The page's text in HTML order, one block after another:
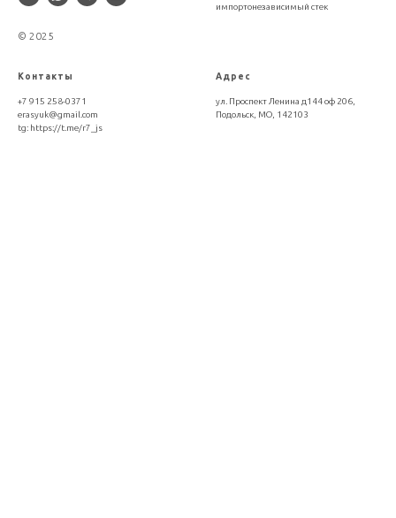
© 2025
импортонезависимый стек
Контакты
+7 915 258-0371
erasyuk@gmail.com
tg: https://t.me/r7_js
Адрес
ул. Проспект Ленина д144 оф 206,
Подольск, МО, 142103